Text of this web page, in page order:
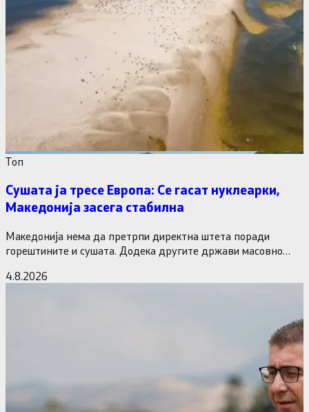
Tоп
Сушата ја тресе Европа: Се гасат нуклеарки,
Македонија засега стабилна
Македонија нема да претрпи директна штета поради
горештините и сушата. Додека другите држави масовно
4.8.2026